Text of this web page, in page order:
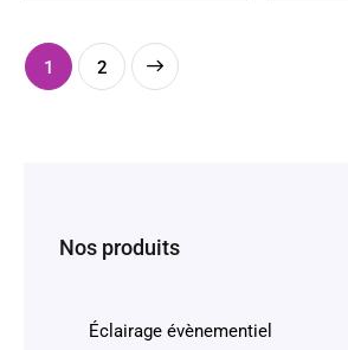
1 2
→
Nos produits
Éclairage évènementiel